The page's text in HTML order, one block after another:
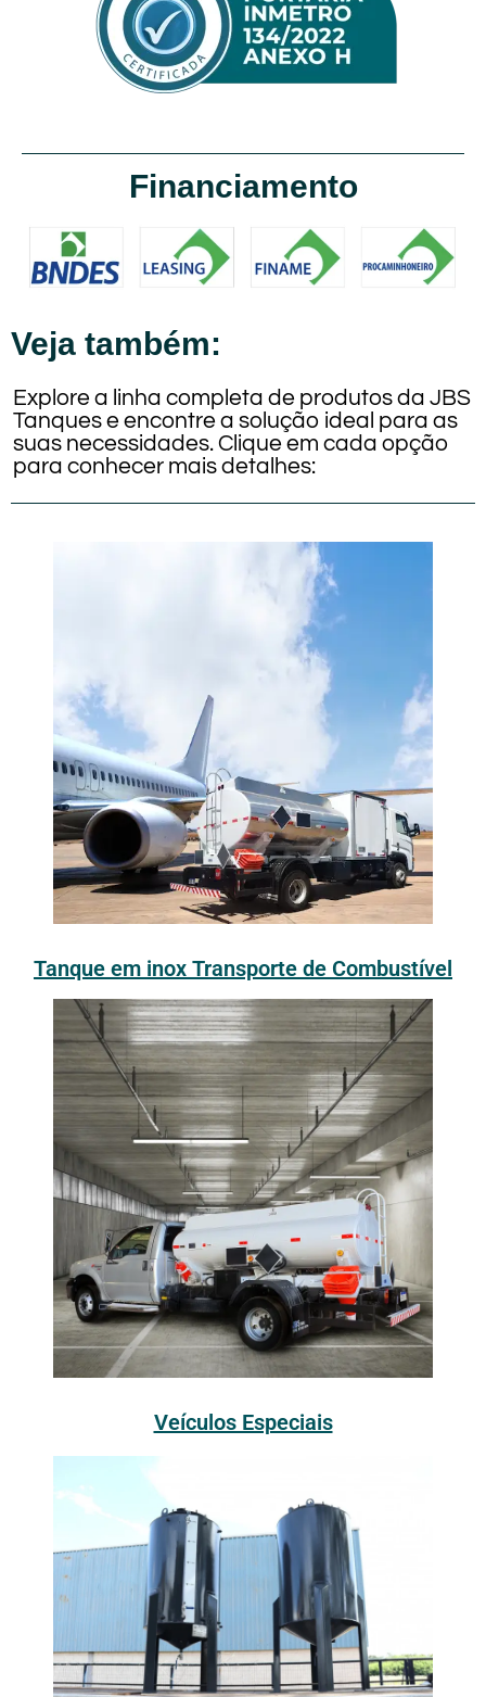
Financiamento
Veja também:
Explore a linha completa de produtos da JBS
Tanques e encontre a solução ideal para as
suas necessidades. Clique em cada opção
para conhecer mais detalhes:
Tanque em inox Transporte de Combustível
Veículos Especiais